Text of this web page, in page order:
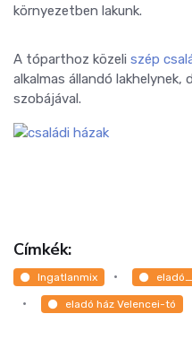
környezetben lakunk.
A tóparthoz közeli szép
alkalmas állandó lakhelynek,
szobájával.
Címkék:
Ingatlanmix
eladó ház Velencei-tó